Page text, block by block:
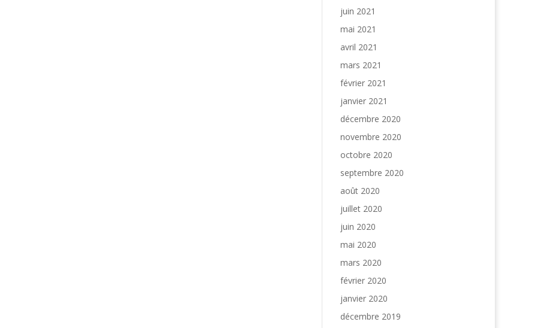
juin 2021
mai 2021
avril 2021
mars 2021
février 2021
janvier 2021
décembre 2020
novembre 2020
octobre 2020
septembre 2020
août 2020
juillet 2020
juin 2020
mai 2020
mars 2020
février 2020
janvier 2020
décembre 2019